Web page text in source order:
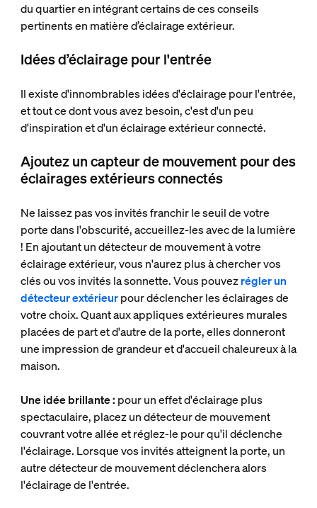
du quartier en intégrant certains de ces conseils
pertinents en matière d’éclairage extérieur.
Idées d’éclairage pour l'entrée
Il existe d'innombrables idées d'éclairage pour l'entrée,
et tout ce dont vous avez besoin, c'est d'un peu
d'inspiration et d'un éclairage extérieur connecté.
Ajoutez un capteur de mouvement pour des
éclairages extérieurs connectés
Ne laissez pas vos invités franchir le seuil de votre
porte dans l'obscurité, accueillez-les avec de la lumière
! En ajoutant un détecteur de mouvement à votre
éclairage extérieur, vous n'aurez plus à chercher vos
clés ou vos invités la sonnette. Vous pouvezrégler un
détecteur extérieurpour déclencher les éclairages de
votre choix. Quant aux appliques extérieures murales
placées de part et d'autre de la porte, elles donneront
une impression de grandeur et d'accueil chaleureux à la
maison.
Une idée brillante : pour un effet d'éclairage plus
spectaculaire, placez un détecteur de mouvement
couvrant votre allée et réglez-le pour qu'il déclenche
l'éclairage. Lorsque vos invités atteignent la porte, un
autre détecteur de mouvement déclenchera alors
l'éclairage de l'entrée.